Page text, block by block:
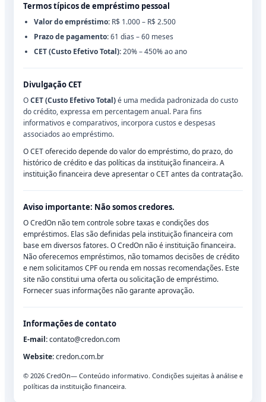
Termos típicos de empréstimo pessoal
Valor do empréstimo: R$ 1.000 – R$ 2.500
Prazo de pagamento:61 dias – 60 meses
CET (Custo Efetivo Total):20% – 450% ao ano
Divulgação CET
OCET (Custo Efetivo Total)é uma medida padronizada do custo
do crédito, expressa em percentagem anual. Para fins
informativos e comparativos, incorpora custos e despesas
associados ao empréstimo.
O CET oferecido depende do valor do empréstimo, do prazo, do
histórico de crédito e das políticas da instituição financeira. A
instituição financeira deve apresentar o CET antes da contratação.
Aviso importante: Não somos credores.
O CredOn não tem controle sobre taxas e condições dos
empréstimos. Elas são definidas pela instituição financeira com
base em diversos fatores. O CredOn não é instituição financeira.
Não oferecemos empréstimos, não tomamos decisões de crédito
e nem solicitamos CPF ou renda em nossas recomendações. Este
site não constitui uma oferta ou solicitação de empréstimo.
Fornecer suas informações não garante aprovação.
Informações de contato
E-mail:contato@credon.com
Website:credon.com.br
© 2026 CredOn— Conteúdo informativo. Condições sujeitas à análise e
políticas da instituição financeira.